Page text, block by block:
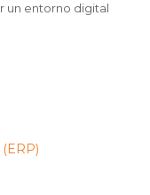
un entorno digital